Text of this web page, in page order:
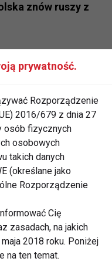
znów ruszy z
- ekstremalne
zadbają o Twoją
świętuje
prywatność.
Rozporządzenie
2016/679 z dnia 27
osób fizycznych
osobowych
takich danych
(określane jako
Rozporządzenie
Cię
zasadach, na jakich
2018 roku. Poniżej
na ten temat.